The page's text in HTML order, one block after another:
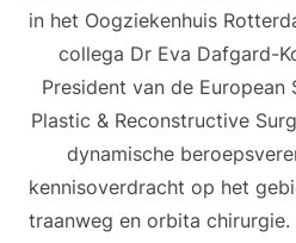
in het Oogziekenhuis
collega Dr Eva Dafgard-
President van de
Plastic & Reconstructive
dynamische
kennisoverdracht op het
traanweg en orbita